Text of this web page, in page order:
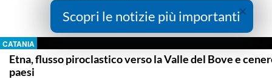
Continua a Leggere
CATANIA
Etna, flusso piroclastico verso la Valle del Bove e
paesi
×
Scopri le notizie più importanti